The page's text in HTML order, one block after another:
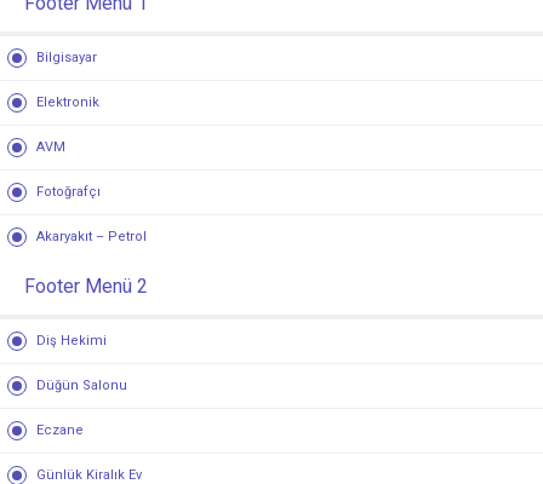
Bilgisayar
Elektronik
AVM
Fotoğrafçı
Akaryakıt – Petrol
Footer Menü 2
Diş Hekimi
Düğün Salonu
Eczane
Günlük Kiralık Ev